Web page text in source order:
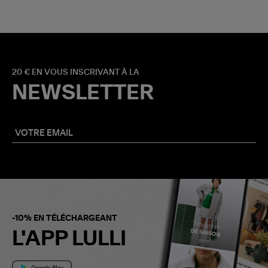
20 € EN VOUS INSCRIVANT À LA
NEWSLETTER
-10% EN TÉLÉCHARGEANT
L'APP LULLI